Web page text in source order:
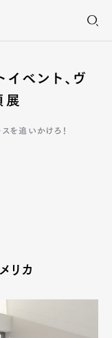
ベント、ヴ
展
を追いかけろ！
リカ